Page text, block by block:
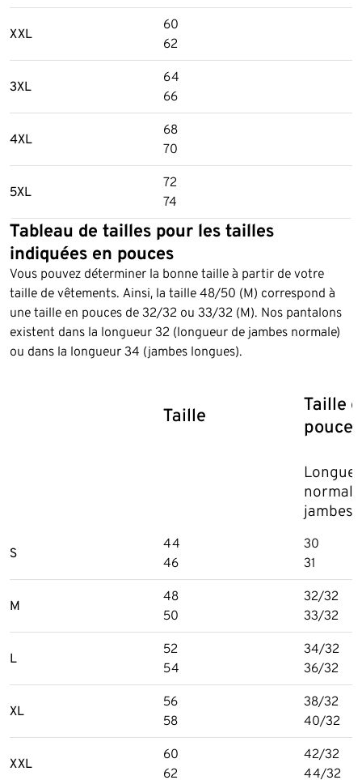
XXL
60
62
3XL
64
66
4XL
68
70
5XL
72
74
Tableau de tailles pour les tailles
indiquées en pouces
Vous pouvez déterminer la bonne taille à partir de votre
taille de vêtements. Ainsi, la taille 48/50 (M) correspond à
une taille en pouces de 32/32 ou 33/32 (M). Nos pantalons
existent dans la longueur 32 (longueur de jambes normale)
ou dans la longueur 34 (jambes longues).
Taille
Taille
pouces
jambes
S
44
46
30
31
M
48
50
32/32
33/32
L
52
54
34/32
36/32
XL
56
58
38/32
40/32
XXL
60
62
42/32
44/32